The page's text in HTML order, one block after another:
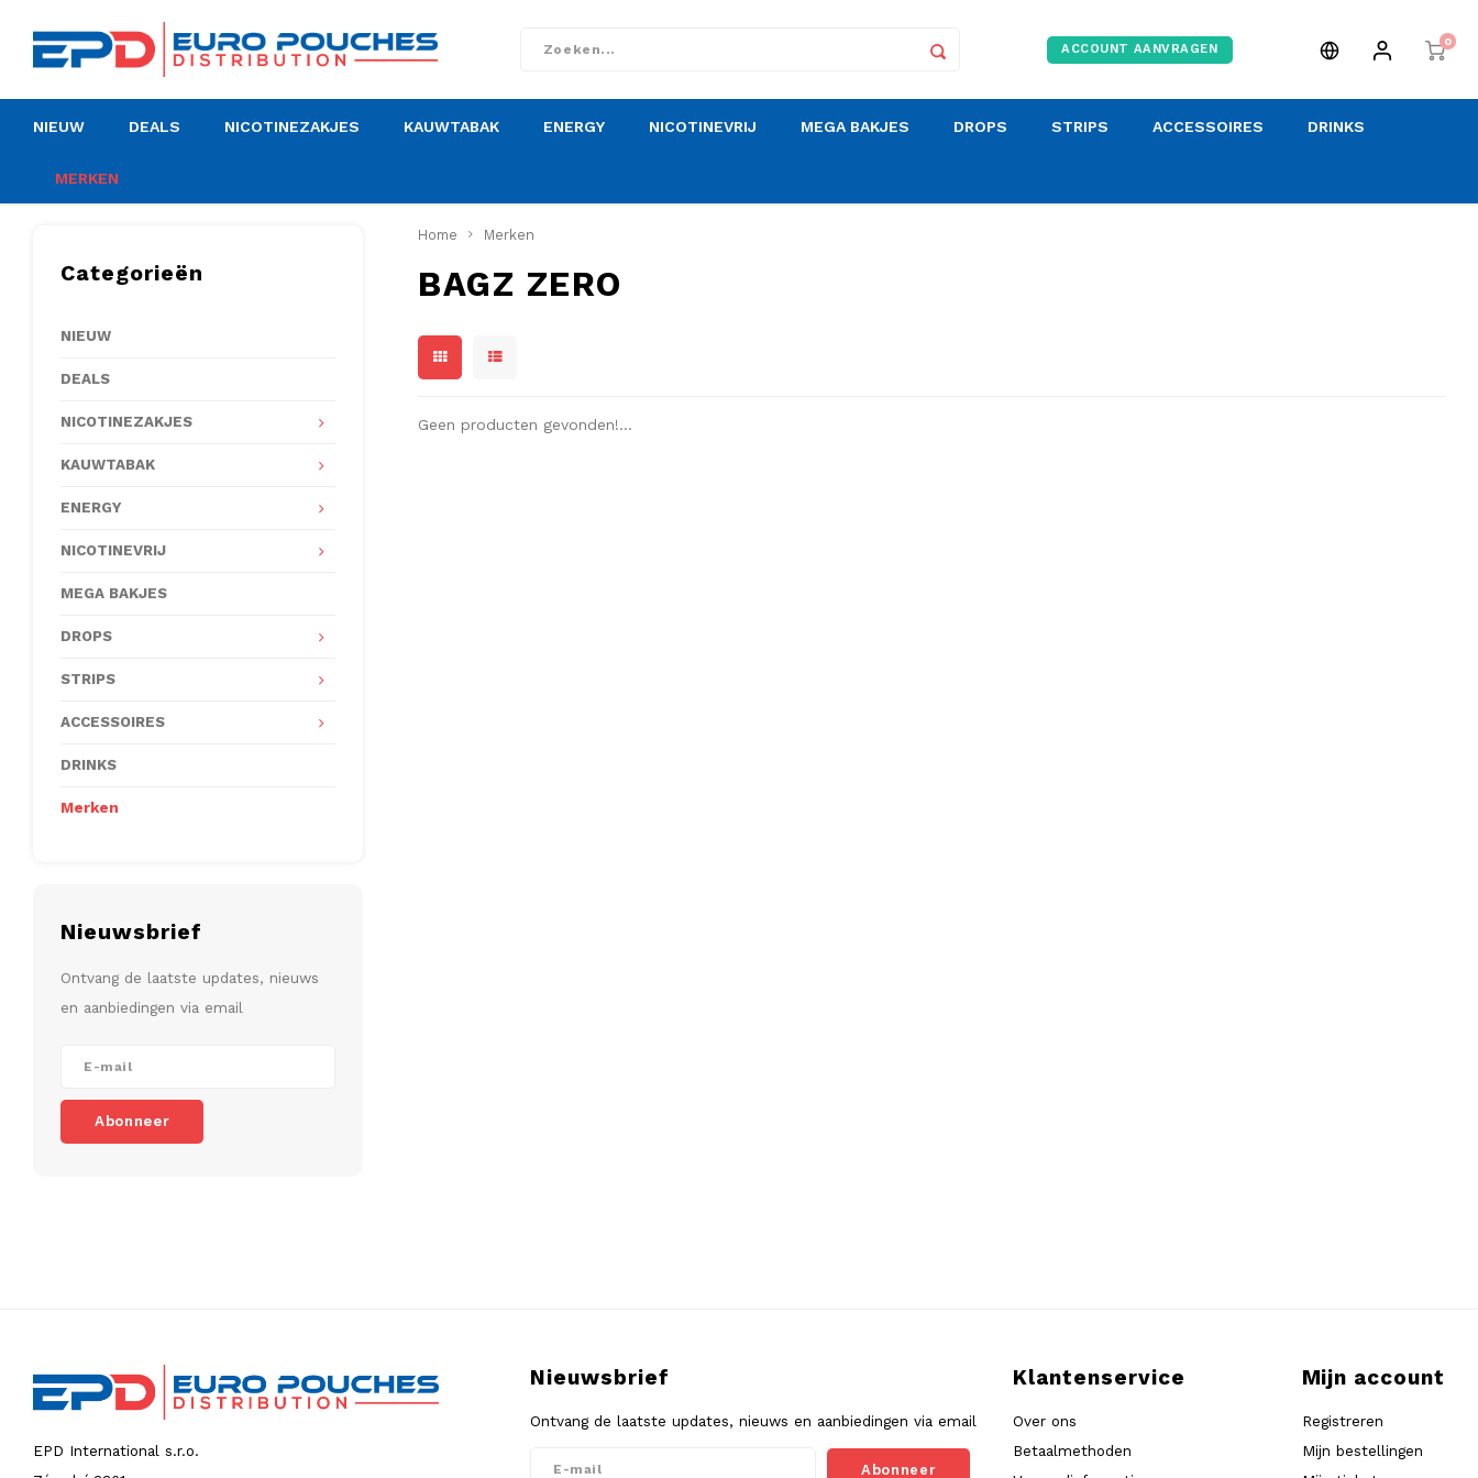
ACCOUNT AANVRAGEN
0
NIEUW DEALS NICOTINEZAKJES KAUWTABAK ENERGY NICOTINEVRIJ MEGA BAKJES DROPS STRIPS ACCESSOIRES DRINKS
MERKEN
Categorieën
NIEUW
DEALS
NICOTINEZAKJES
KAUWTABAK
ENERGY
NICOTINEVRIJ
MEGA BAKJES
DROPS
STRIPS
ACCESSOIRES
DRINKS
Merken
Nieuwsbrief
Ontvang de laatste updates, nieuws
en aanbiedingen via email
Abonneer
Home Merken
BAGZ ZERO
Geen producten gevonden!...
EPD International s.r.o.
Nieuwsbrief
Ontvang de laatste updates, nieuws en aanbiedingen via email
Abonneer
Klantenservice
Over ons
Betaalmethoden
Mijn account
Registreren
Mijn bestellingen